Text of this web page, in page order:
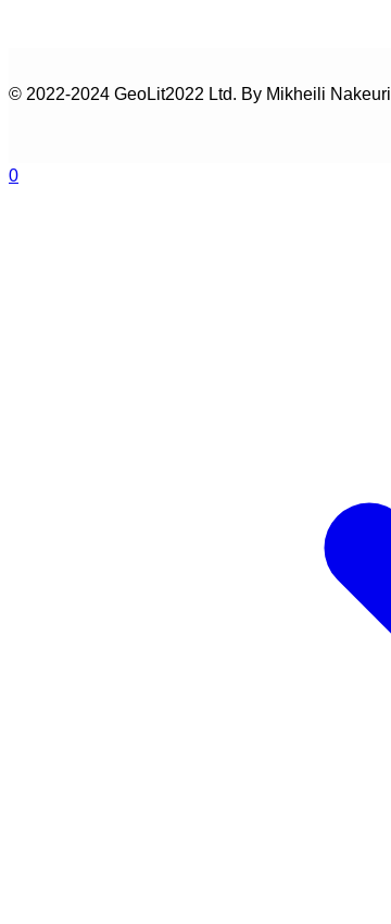
© 2022-2024 GeoLit2022 Ltd. By Mikheili Nakeuri
0